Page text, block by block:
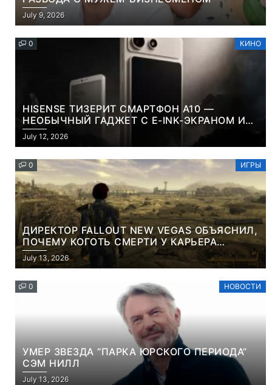
July 9, 2026
0 КИНО
HISENSE ТИЗЕРИТ СМАРТФОН A10 —
НЕОБЫЧНЫЙ ГАДЖЕТ С E-INK-ЭКРАНОМ И
СЪЕМНОЙ LCD-ПАНЕЛЬЮ ДЛЯ ЦВЕТНОГО
КОНТЕНТА И СОЦСЕТЕЙ
July 12, 2026
0 ИГРЫ
ДИРЕКТОР FALLOUT NEW VEGAS ОБЪЯСНИЛ,
ПОЧЕМУ КОГОТЬ СМЕРТИ У КАРЬЕРА
НАМЕРЕННО СНОСИТ ВАМ ГОЛОВУ
July 13, 2026
0 НОВОСТИ
УМЕР ЗВЕЗДА “ПАРКА ЮРСКОГО ПЕРИОДА”
СЭМ НИЛЛ
July 13, 2026